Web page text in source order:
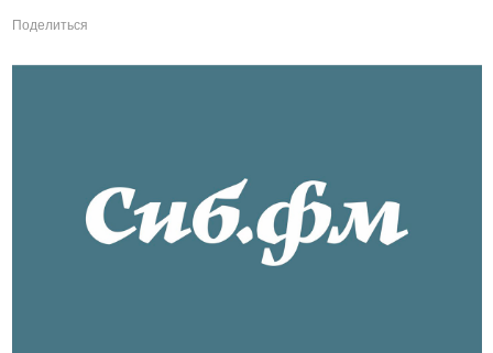
Поделиться